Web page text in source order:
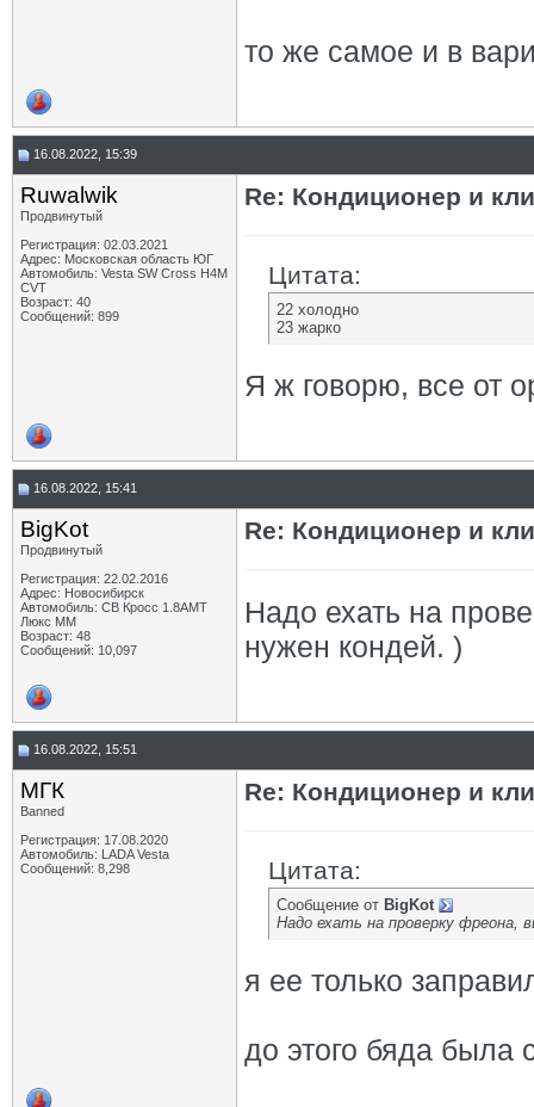
то же самое и в
16.08.2022, 15:39
Ruwalwik
Продвинутый
Регистрация: 02.03.2021
Адрес: Московская область ЮГ
Автомобиль: Vesta SW Cross H4M
CVT
Возраст: 40
Сообщений: 899
Re: Кондиционер и
Цитата:
22 холодно
23 жарко
Я ж говорю, все от
16.08.2022, 15:41
BigKot
Продвинутый
Регистрация: 22.02.2016
Адрес: Новосибирск
Автомобиль: СВ Кросс 1.8АМТ
Люкс ММ
Возраст: 48
Сообщений: 10,097
Re: Кондиционер и
Надо ехать на
нужен кондей. )
16.08.2022, 15:51
МГК
Banned
Регистрация: 17.08.2020
Автомобиль: LADA Vesta
Сообщений: 8,298
Re: Кондиционер и
Цитата:
Сообщение от BigKot
Надо ехать на проверку фреона,
я ее только
до этого бяда была